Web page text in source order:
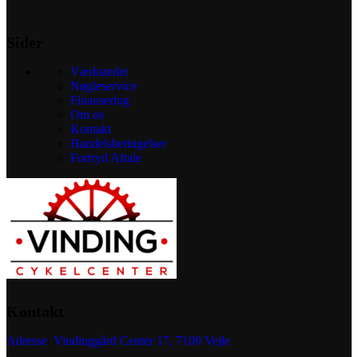
Værkstedet
Nøgleservice
Finansering
Om os
Kontakt
Handelsbetingelser
Fortryd Aftale
Adresse Vindinggård Center 17, 7100 Vejle